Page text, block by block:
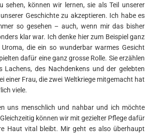
sehen, können wir lernen, sie als Teil unserer
Geschichte zu akzeptieren. Ich habe es
so gesehen – auch, wenn mir das bisher
klar war. Ich denke hier zum Beispiel ganz
die ein so wunderbar warmes Gesicht
dafür eine ganz grosse Rolle. Sie erzählen
Lachens, des Nachdenkens und der gelebten
einer Frau, die zwei Weltkriege mitgemacht hat
viele.
uns menschlich und nahbar und ich möchte
können wir mit gezielter Pflege dafür
Haut vital bleibt. Mir geht es also überhaupt